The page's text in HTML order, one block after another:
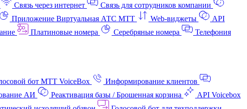
Связь через интернет
Связь для сотрудников компании
Приложение Виртуальная АТС МТТ Web-виджеты
API
Платиновые номера Серебряные номера
Телефония
бот МТТ VoiceBox
Информирование клиентов
АИ Реактивация базы / Брошенная корзина
API Voicebox